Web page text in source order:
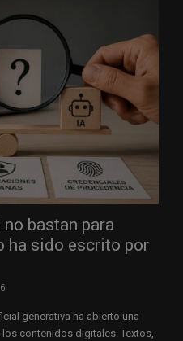
bastan para
ha sido escrito por
generativa ha abierto una
contenidos digitales. Textos,